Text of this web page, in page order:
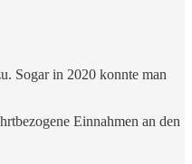
Sogar in 2020 konnte man
Einnahmen an den